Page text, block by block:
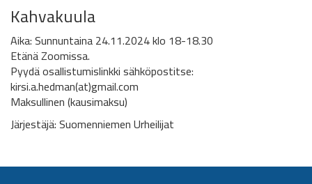
Kahvakuula
Aika: Sunnuntaina 24.11.2024 klo 18-18.30
Etänä Zoomissa.
Pyydä osallistumislinkki sähköpostitse:
kirsi.a.hedman(at)gmail.com
Maksullinen (kausimaksu)
Järjestäjä: Suomenniemen Urheilijat